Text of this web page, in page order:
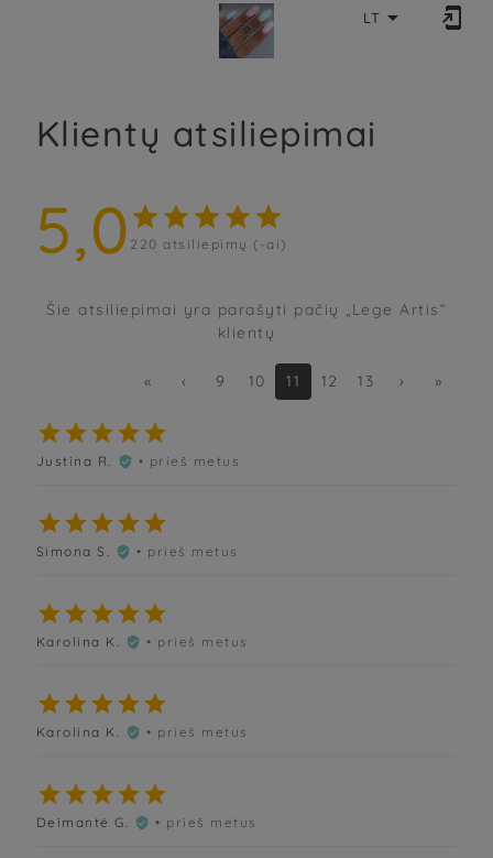
LT  
Klientų atsiliepimai
5,0     
220 atsiliepimų (-ai)
Šie atsiliepimai yra parašyti pačių „Lege Artis“
klientų
« ‹ 9 10 11 12 13 › »

Justina R.  • prieš metus

Simona S.  • prieš metus

Karolina K.  • prieš metus

Karolina K.  • prieš metus

Deimantė G.  • prieš metus